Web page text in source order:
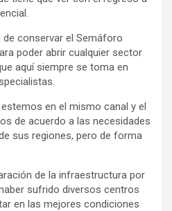
de conservar el Semáforo
poder abrir cualquier sector
aquí siempre se toma en
en el mismo canal y el
de acuerdo a las necesidades
sus regiones, pero de forma
de la infraestructura por
sufrido diversos centros
en las mejores condiciones